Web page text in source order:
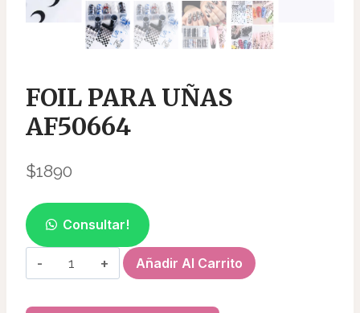
FOIL PARA UÑAS
AF50664
$1890
Consultar!
FOIL
PARA
Añadir Al Carrito